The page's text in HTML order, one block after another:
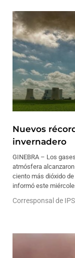
Nuevos
invernadero
GINEBRA – Los
atmósfera
ciento más dióxido
informó este
Corresponsal de IPS